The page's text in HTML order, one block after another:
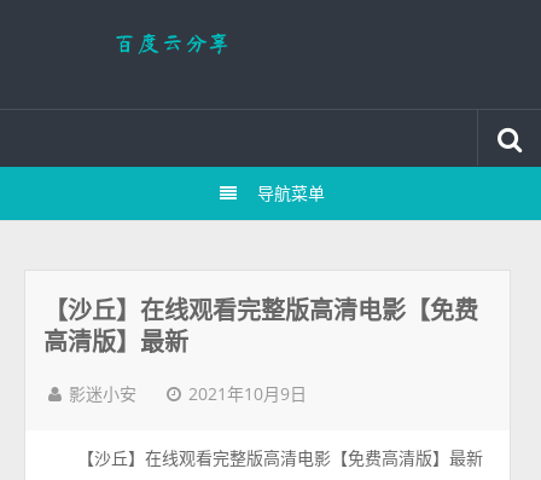
导航菜单
【沙丘】在线观看完整版高清电影【免费
高清版】最新
影迷小安 2021年10月9日
【沙丘】在线观看完整版高清电影【免费高清版】最新